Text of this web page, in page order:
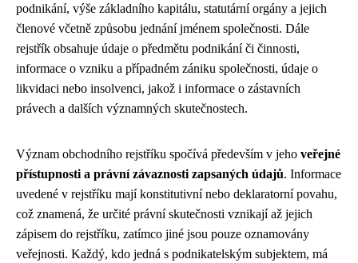
podnikání, výše základního kapitálu, statutární orgány a jejich
členové včetně způsobu jednání jménem společnosti. Dále
rejstřík obsahuje údaje o předmětu podnikání či činnosti,
informace o vzniku a případném zániku společnosti, údaje o
likvidaci nebo insolvenci, jakož i informace o zástavních
právech a dalších významných skutečnostech.
Význam obchodního rejstříku spočívá především v jeho veřejné
přístupnosti a právní závaznosti zapsaných údajů. Informace
uvedené v rejstříku mají konstitutivní nebo deklaratorní povahu,
což znamená, že určité právní skutečnosti vznikají až jejich
zápisem do rejstříku, zatímco jiné jsou pouze oznamovány
veřejnosti. Každý, kdo jedná s podnikatelským subjektem, má